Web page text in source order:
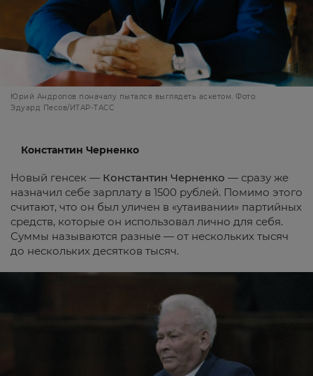
Юрий Андропов поначалу пытался выглядеть аскетом. Фото:
Эдуард Песов/ИТАР-ТАСС
Константин Черненко
Новый генсек — Константин Черненко — сразу же
назначил себе зарплату в 1500 рублей. Помимо этого
считают, что он был уличен в «утаивании» партийных
средств, которые он использовал лично для себя.
Суммы называются разные — от нескольких тысяч
до нескольких десятков тысяч.